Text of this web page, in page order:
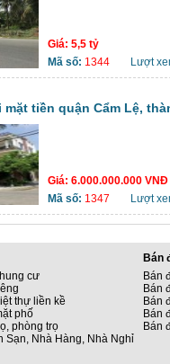
Giá: 5,5 tỷ
Mã số: 1344 Lượt
mặt tiền quận Cẩm Lệ,
Giá: 6.000.000.000 VNĐ
Mã số: 1347 Lượt
cư
thự liền kề
phố
phòng trọ
Sạn, Nhà Hàng, Nhà Nghỉ
Bán
Bán
Bán
Bán
Bán
Bán